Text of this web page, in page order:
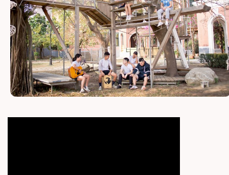
ENROLLMENT INFO SCHEDULE CONTACT US
INTERVIEW